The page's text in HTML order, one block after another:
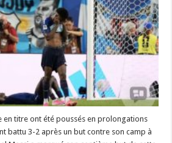
en titre ont été poussés en prolongations
battu 3-2 après un but contre son camp à